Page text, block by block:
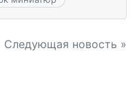
Следующая новость »